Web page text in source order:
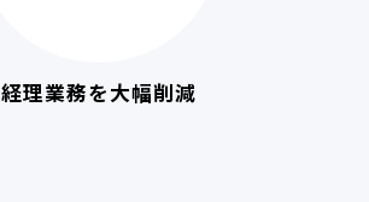
経理業務を大幅削減